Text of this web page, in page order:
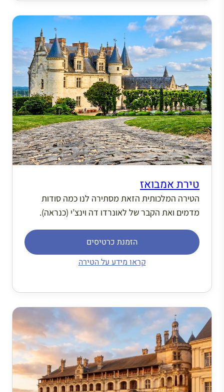
טירת אמבואז
הטירה המלכותית הזאת מסתירה לנו כמה סודות
מדמים ואת הקבר של לאונרדו דה וינצ’י (כנראה).
הזמנת כרטיסים
קראו מידע על הטירה